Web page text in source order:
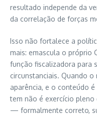
resultado independe da
da correlação de forças
Isso não fortalece a
mais: emascula o próprio
função fiscalizadora para
circunstanciais. Quando
aparência, e o conteúdo
tem não é exercício pleno
— formalmente correto,